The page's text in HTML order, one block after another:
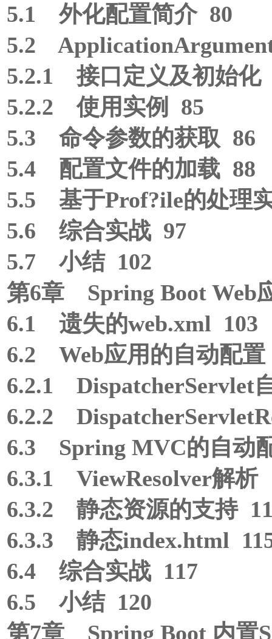
5.1 外化配置简介 80
5.2
5.2.1 接口定义及初始化
5.2.2 使用实例 85
5.3 命令参数的获取 86
5.4 配置文件的加载 88
5.5 基于Prof?ile的处理
5.6 综合实战 97
5.7 小结 102
第6章 Spring Boot Web
6.1 遗失的web.xml 103
6.2 Web应用的自动配置
6.2.1 DispatcherServlet
6.2.2
6.3 Spring MVC的自动
6.3.1 ViewResolver解析
6.3.2 静态资源的支持
6.3.3 静态index.html
6.4 综合实战 117
6.5 小结 120
第7章 Spring Boot 内置